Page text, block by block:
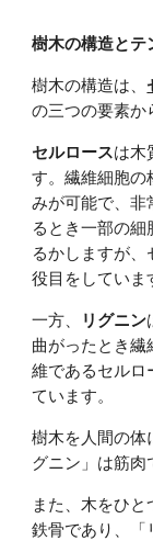
樹木の構造とテ
樹木の構造は、
の三つの要素か
セルロースは木
す。繊維細胞の
みが可能で、非
るとき一部の
るかしますが
役目をしていま
一方、 リグニン
曲がったとき繊
維であるセルロ
ています。
樹木を人間の体
グニン」は筋肉
また、木をひ
鉄骨であり、「